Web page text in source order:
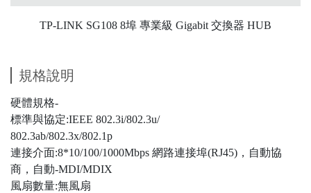
TP-LINK SG108 8埠 專業級 Gigabit 交換器 HUB
規格說明
硬體規格-
標準與協定:IEEE 802.3i/802.3u/
802.3ab/802.3x/802.1p
連接介面:8*10/100/1000Mbps 網路連接埠(RJ45)，自動協
商，自動-MDI/MDIX
風扇數量:無風扇